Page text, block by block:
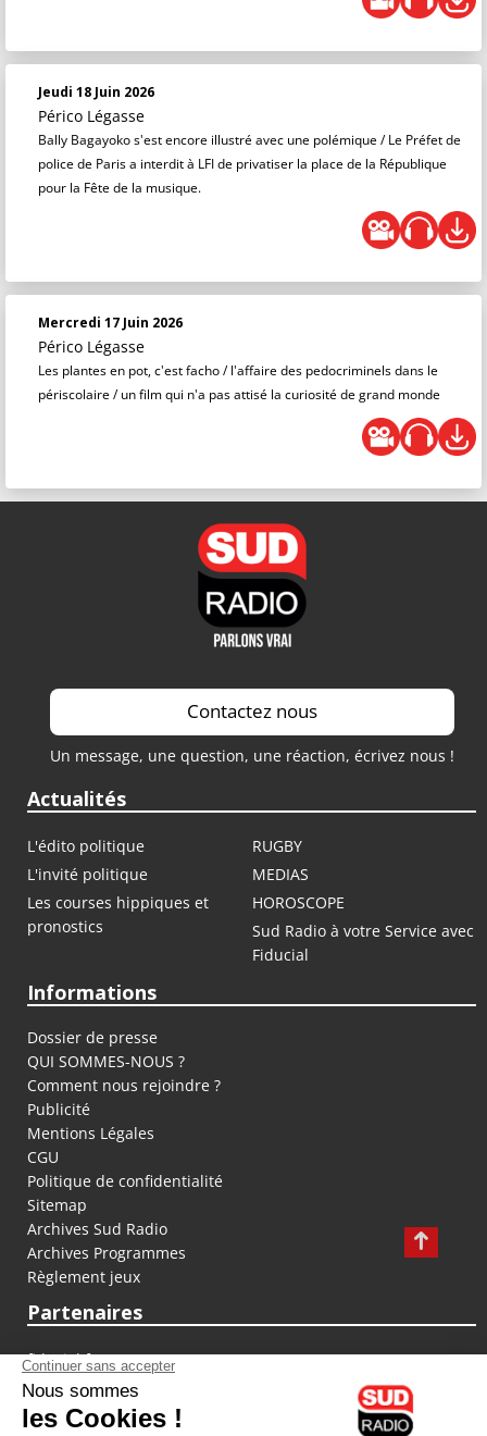
Jeudi 18 Juin 2026
Périco Légasse
Bally Bagayoko s'est encore illustré avec une polémique / Le Préfet de
police de Paris a interdit à LFI de privatiser la place de la République
pour la Fête de la musique.
Mercredi 17 Juin 2026
Périco Légasse
Les plantes en pot, c'est facho / l'affaire des pedocriminels dans le
périscolaire / un film qui n'a pas attisé la curiosité de grand monde
Contactez nous
Un message, une question, une réaction, écrivez nous !
Actualités
L'édito politique
RUGBY
L'invité politique
MEDIAS
Les courses hippiques et
pronostics
HOROSCOPE
Sud Radio à votre Service avec
Fiducial
Informations
Dossier de presse
QUI SOMMES-NOUS ?
Comment nous rejoindre ?
Publicité
Mentions Légales
CGU
Politique de confidentialité
Sitemap
Archives Sud Radio
Archives Programmes
Règlement jeux
Partenaires
fiducial.fr
lyoncapitale.fr
olympique-et-lyonnais.com